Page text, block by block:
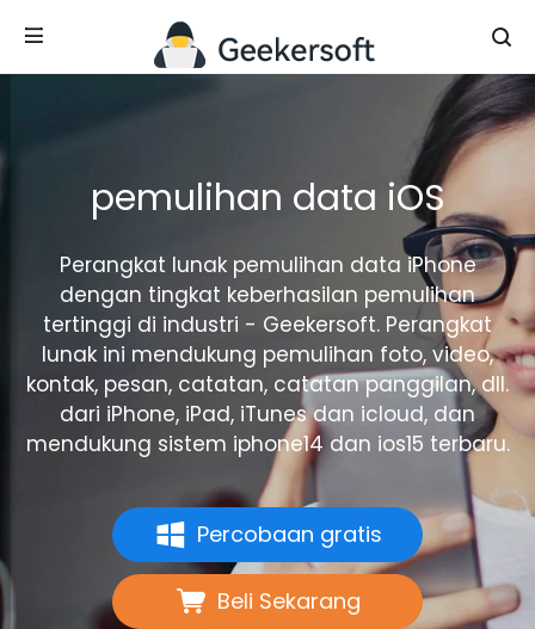
pemulihan data iOS
Perangkat lunak pemulihan data iPhone
dengan tingkat keberhasilan pemulihan
tertinggi di industri - Geekersoft. Perangkat
lunak ini mendukung pemulihan foto, video,
kontak, pesan, catatan, catatan panggilan, dll.
dari iPhone, iPad, iTunes dan icloud, dan
mendukung sistem iphone14 dan ios15 terbaru.
Percobaan gratis
Beli Sekarang